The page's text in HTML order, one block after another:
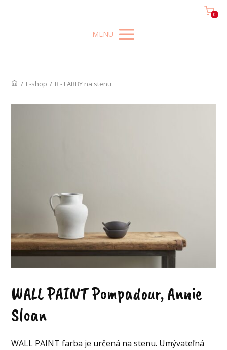
0
MENU
/ E-shop / B - FARBY na stenu
WALL PAINT Pompadour, Annie
Sloan
WALL PAINT farba je určená na stenu. Umývateľná